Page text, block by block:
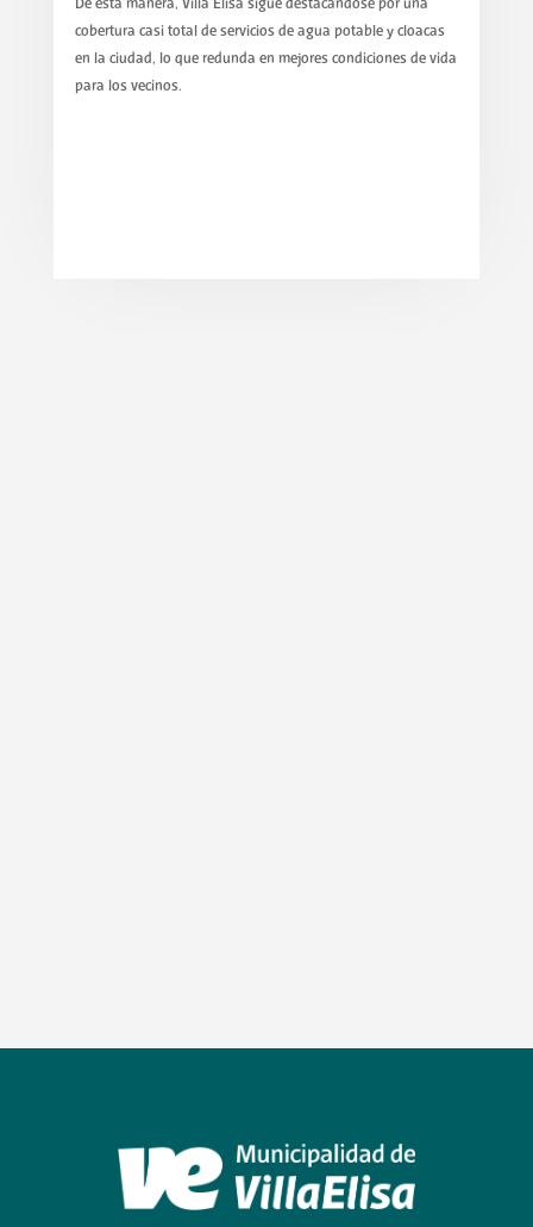
De esta manera, Villa Elisa sigue destacándose por una
cobertura casi total de servicios de agua potable y cloacas
en la ciudad, lo que redunda en mejores condiciones de vida
para los vecinos.